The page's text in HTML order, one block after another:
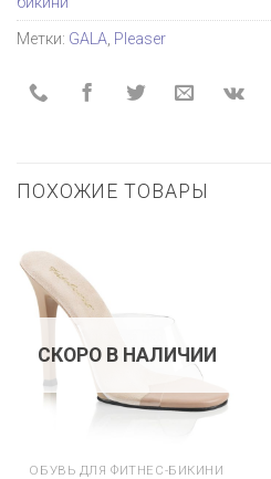
Метки: GALA, Pleaser
ПОХОЖИЕ ТОВАРЫ
СКОРО В НАЛИЧИИ
ОБУВЬ ДЛЯ ФИТНЕС-БИКИНИ